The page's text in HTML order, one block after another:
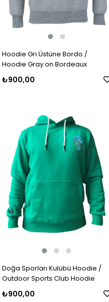
Hoodie Gri Üstüne Bordo /
Hoodie Gray on Bordeaux
₺900,00
Doğa Sporları Kulübü Hoodie /
Outdoor Sports Club Hoodie
₺900,00